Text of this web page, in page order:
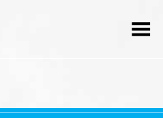
Menü umschalten